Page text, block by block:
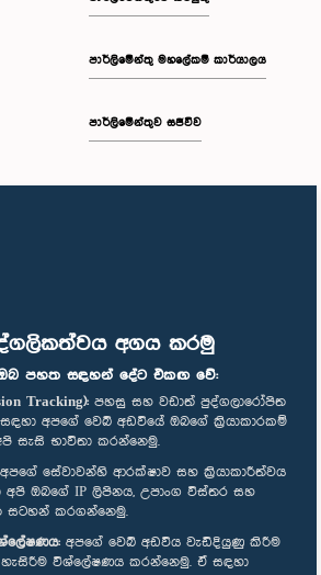
අගය කරමු
පහත සඳහන් දේට එකඟ වේ:
Tracking): පහසු සහ වඩාත් පුද්ගලාරෝපිත
අපගේ වෙබ් අඩවියේ ඔබගේ ක්‍රියාකාරකම්
සැසි භාවිතා කරන්නෙමු.
අපගේ සේවාවන්හි ආරක්ෂාව සහ ක්‍රියාකාරීත්වය
ඔබගේ IP ලිපිනය, උපාංග විස්තර සහ
සටහන් කරගන්නෙමු.
අපගේ වෙබ් අඩවිය වැඩිදියුණු කිරීම
විශ්ලේෂණය කරන්නෙමු. ඒ සඳහා
පාර්ලිමේන්තු මහලේකම් කාර්යාලය
පාර්ලිමේන්තුව සජීවීව
: